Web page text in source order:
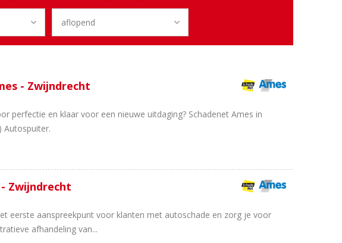
- Zwijndrecht
perfectie en klaar voor een nieuwe uitdaging? Schadenet Ames in
Autospuiter.
Zwijndrecht
eerste aanspreekpunt voor klanten met autoschade en zorg je voor
afhandeling van...